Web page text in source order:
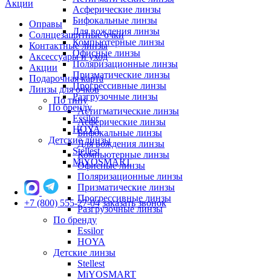
Акции
Оправы
Солнцезащитные очки
Контактные линзы
Аксессуары и уход
Акции
Подарочная карта
Линзы для очков
По типу
Астигматические линзы
Асферические линзы
Бифокальные линзы
Для вождения линзы
Компьютерные линзы
Офисные линзы
Поляризационные линзы
Призматические линзы
Прогрессивные линзы
Разгрузочные линзы
По бренду
Essilor
HOYA
Детские линзы
Stellest
MiYOSMART
Асферические линзы
Бифокальные линзы
Для вождения линзы
Компьютерные линзы
Офисные линзы
Поляризационные линзы
Призматические линзы
Прогрессивные линзы
Разгрузочные линзы
По бренду
Essilor
HOYA
Детские линзы
Stellest
MiYOSMART
+7 (800) 555-27-04 заказать звонок